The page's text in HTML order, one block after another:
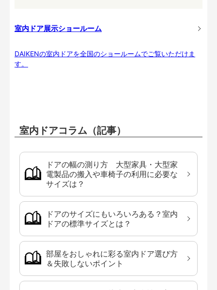
室内ドア展示ショールーム
DAIKENの室内ドアを全国のショールームでご覧いただけま
す。
室内ドアコラム（記事）
ドアの幅の測り方 大型家具・大型家
電製品の搬入や車椅子の利用に必要な
サイズは？
ドアのサイズにもいろいろある？室内
ドアの標準サイズとは？
部屋をおしゃれに彩る室内ドア選び方
＆失敗しないポイント